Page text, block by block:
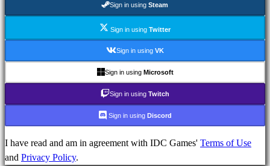
de
RPG
Jocuri
Racing
games
Sign in using Steam
Sign in using Twitter
Sign in using VK
Sign in using Microsoft
Sign in using Twitch
Sign in using Discord
I have read and am in agreement with IDC Games' Terms of Use
and Privacy Policy.